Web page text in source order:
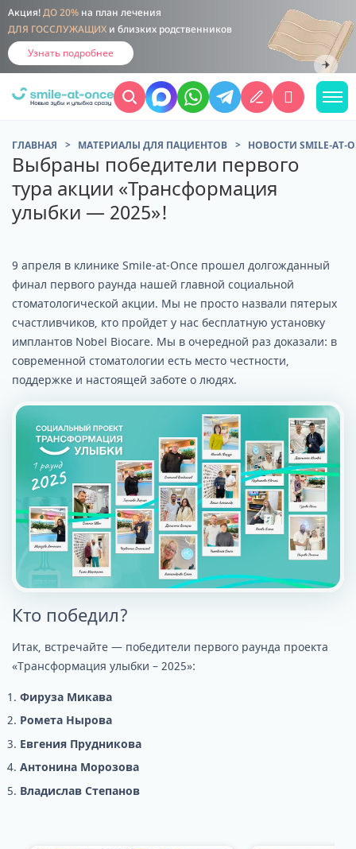
Акция! ДО 20% на план лечения
ДЛЯ ГОССЛУЖАЩИХ и близких родственников
Узнать подробнее
ГЛАВНАЯ МАТЕРИАЛЫ ДЛЯ ПАЦИЕНТОВ НОВОСТИ SMILE-AT-
Выбраны победители первого
тура акции «Трансформация
улыбки — 2025»!
9 апреля в клинике Smile-at-Once прошел долгожданный
финал первого раунда нашей главной социальной
стоматологической акции. Мы не просто назвали пятерых
счастливчиков, кто пройдет у нас бесплатную установку
имплантов Nobel Biocare. Мы в очередной раз доказали: в
современной стоматологии есть место честности,
поддержке и настоящей заботе о людях.
Кто победил?
Итак, встречайте — победители первого раунда проекта
«Трансформация улыбки – 2025»:
Фируза Микава
Ромета Нырова
Евгения Прудникова
Антонина Морозова
Владислав Степанов